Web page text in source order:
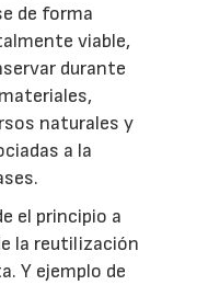
de forma
viable,
durante
naturales y
a la
el principio a
la reutilización
Y ejemplo de